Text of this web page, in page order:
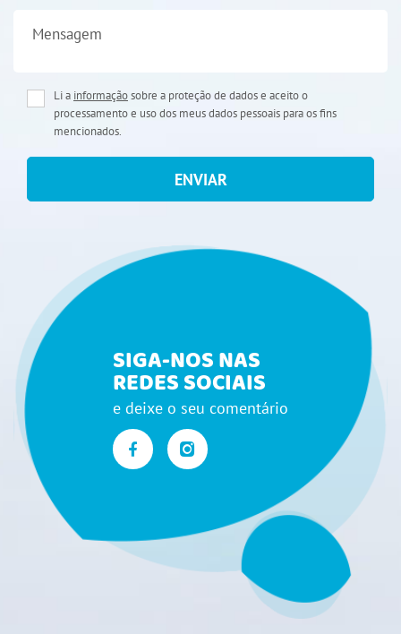
Mensagem
Li a informaçãosobre a proteção de dados e aceito o
processamento e uso dos meus dados pessoais para os fins
mencionados.
ENVIAR
SIGA-NOS NAS
REDES SOCIAIS
e deixe o seu comentário